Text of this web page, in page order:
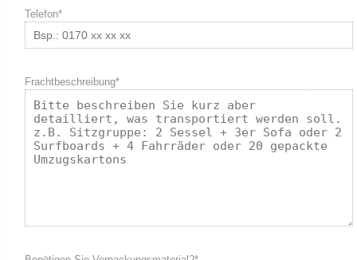
Telefon*
Frachtbeschreibung*